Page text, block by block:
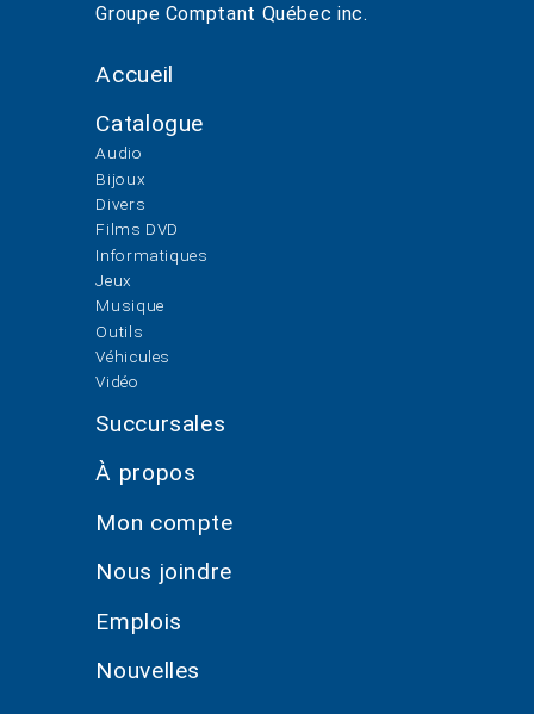
Groupe Comptant Québec inc.
Accueil
Catalogue
Audio
Bijoux
Divers
Films DVD
Informatiques
Jeux
Musique
Outils
Véhicules
Vidéo
Succursales
À propos
Mon compte
Nous joindre
Emplois
Nouvelles